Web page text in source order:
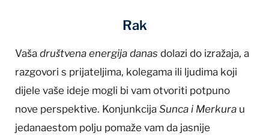
Rak
Vaša društvena energija danas dolazi do izražaja, a
razgovori s prijateljima, kolegama ili ljudima koji
dijele vaše ideje mogli bi vam otvoriti potpuno
nove perspektive. Konjunkcija Sunca i Merkura u
jedanaestom polju pomaže vam da jasnije